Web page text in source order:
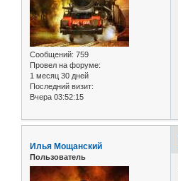
Сообщений: 759
Провел на форуме:
1 месяц 30 дней
Последний визит:
Вчера 03:52:15
Илья Мощанский
Пользователь